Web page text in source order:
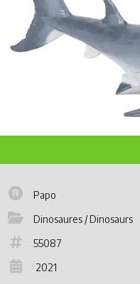
Papo
Dinosaures / Dinosaurs
55087
2021